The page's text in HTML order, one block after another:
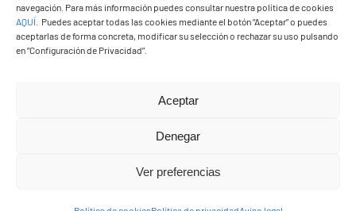
navegación. Para más información puedes consultar nuestra política de cookies
AQUÍ
Puedes aceptar todas las cookies mediante el botón “Aceptar” o puedes
aceptarlas de forma concreta, modificar su selección o rechazar su uso pulsando
en “Configuración de Privacidad”.
Aceptar
Denegar
Ver preferencias
35570 – Yaiza
Tel:928 83 62 20
© Copyright2026 Ayuntamiento de Yaiza - Todos los